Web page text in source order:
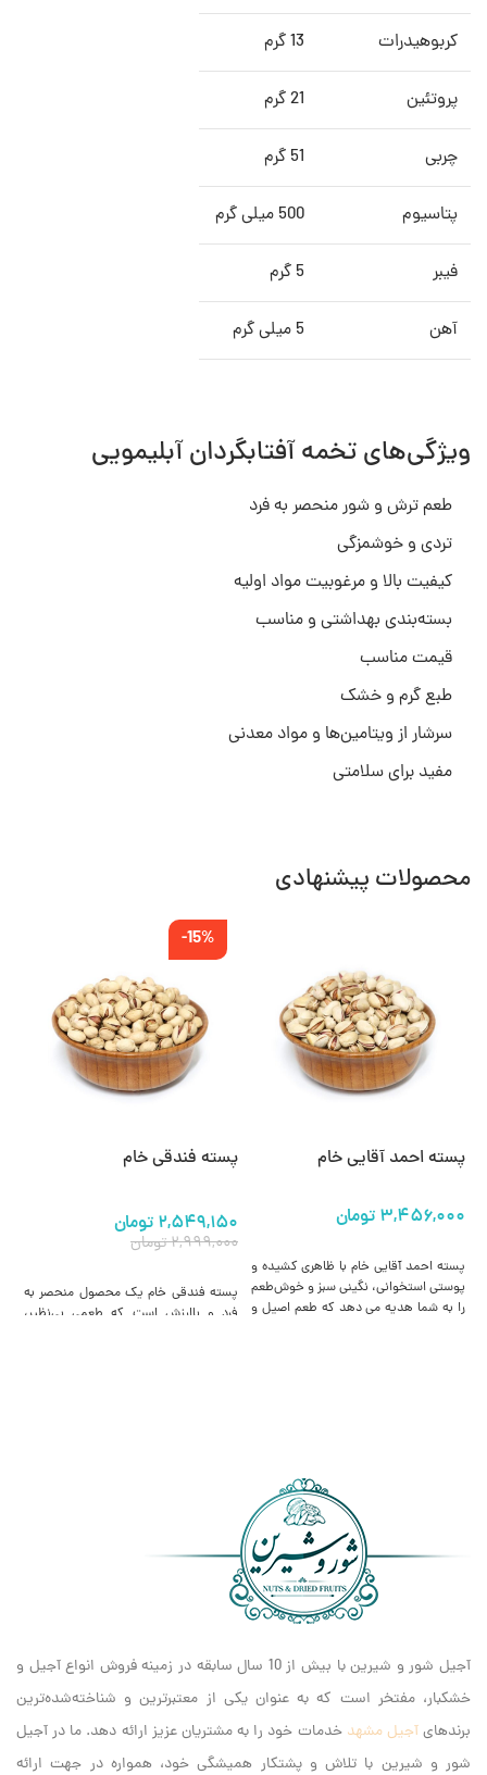
کربوهیدرات 13 گرم
پروتئین 21 گرم
چربی 51 گرم
پتاسیوم 500 میلی گرم
فیبر 5 گرم
آهن 5 میلی گرم
ویژگی‌های تخمه آفتابگردان آبلیمویی
طعم ترش و شور منحصر به فرد
تردی و خوشمزگی
کیفیت بالا و مرغوبیت مواد اولیه
بسته‌بندی بهداشتی و مناسب
قیمت مناسب
طبع گرم و خشک
سرشار از ویتامین‌ها و مواد معدنی
مفید برای سلامتی
محصولات پیشنهادی
پسته احمد آقایی خام
پسته احمد آقایی خام با ظاهری کشیده و
پوستی استخوانی، نگینی سبز و خوش‌طعم
را به شما هدیه می دهد که طعم اصیل و
-15%
پسته فندقی خام
۲,۹۹۹,۰۰۰تومان
۲,۵۴۹,۱۵۰ تومان
پسته فندقی خام یک محصول منحصر به
فرد و باارزش است که طعمی بی‌نظیر،
آجیل شور و شیرین با بیش از 10 سال سابقه در زمینه فروش انواع آجیل و
خشکبار، مفتخر است که به عنوان یکی از معتبرترین و شناخته‌شده‌ترین
برندهایآجیل مشهد خدمات خود را به مشتریان عزیز ارائه دهد. ما در آجیل
شور و شیرین با تلاش و پشتکار همیشگی خود، همواره در جهت ارائه